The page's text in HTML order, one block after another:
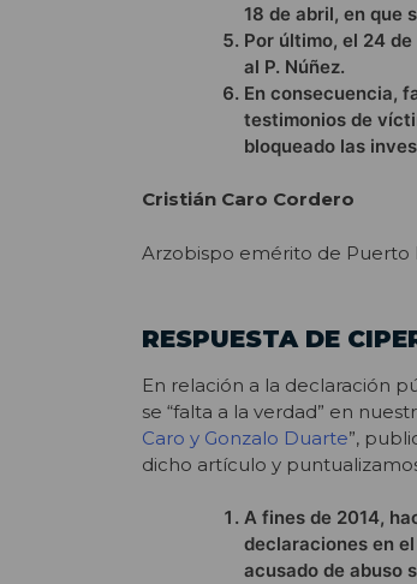
18 de abril, en que
Por último, el 24
al P. Núñez.
En consecuencia,
testimonios de
bloqueado las
Cristián Caro Cordero
Arzobispo emérito de Puerto
RESPUESTA DE
En relación a la declaración
se “falta a la verdad” en
Caro y Gonzalo Duarte”,
dicho artículo y
A fines de 2014,
declaraciones en
acusado de abuso